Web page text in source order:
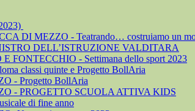
DI MEZZO - Teatrando… costruiamo un
DELL’ISTRUZIONE VALDITARA
FONTECCHIO - Settimana dello sport 2023
classi quinte e Progetto BollAria
- Progetto BollAria
- PROGETTO SCUOLA ATTIVA KIDS
di fine anno